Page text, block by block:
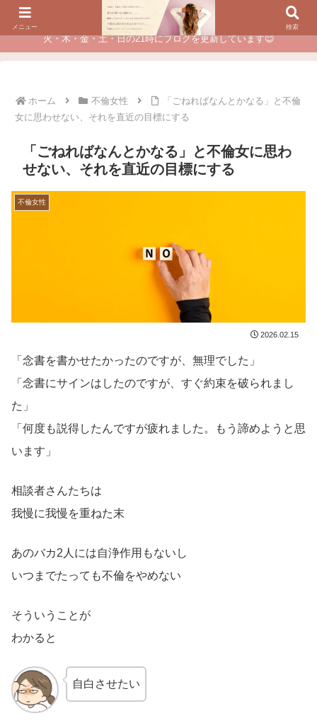
夫に不倫されたつらい経験が、あなたのチャンスに変わるカウンセリング
火・木・金・土・日の21時にブログを更新しています😊
ホーム 不倫女性
「ごねればなんとかなる」と不倫
女に思わせない、それを直近の目標にする
「ごねればなんとかなる」と不倫女に思わ
せない、それを直近の目標にする
不倫女性
2026.02.15
「念書を書かせたかったのですが、無理でした」
「念書にサインはしたのですが、すぐ約束を破られまし
た」
「何度も説得したんですが疲れました。もう諦めようと思
います」
相談者さんたちは
我慢に我慢を重ねた末
あのバカ2人には自浄作用もないし
いつまでたっても不倫をやめない
そういうことが
わかると
自白させたい
メニュー 検索